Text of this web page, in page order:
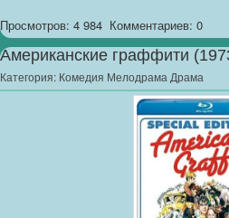
Просмотров: 4 984 Комментариев: 0
Американские граффити
Категория: Комедия Мелодрама Драма